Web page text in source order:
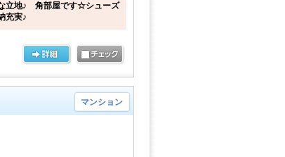
立地♪ 角部屋です☆シューズ
充実♪
マンション